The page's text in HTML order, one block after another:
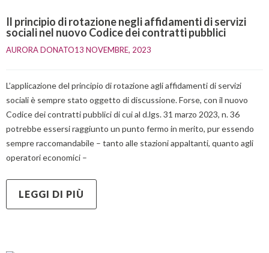
Il principio di rotazione negli affidamenti di servizi
sociali nel nuovo Codice dei contratti pubblici
AURORA DONATO13 NOVEMBRE, 2023
L’applicazione del principio di rotazione agli affidamenti di servizi
sociali è sempre stato oggetto di discussione. Forse, con il nuovo
Codice dei contratti pubblici di cui al d.lgs. 31 marzo 2023, n. 36
potrebbe essersi raggiunto un punto fermo in merito, pur essendo
sempre raccomandabile – tanto alle stazioni appaltanti, quanto agli
operatori economici –
LEGGI DI PIÙ